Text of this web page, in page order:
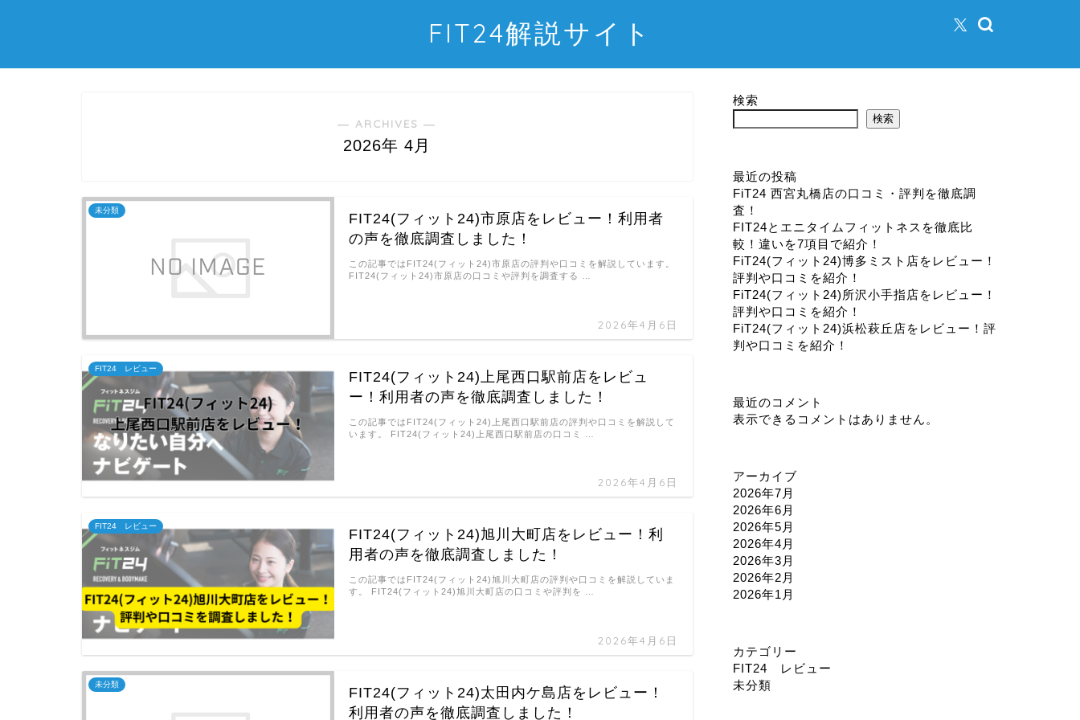
FIT24解説サイト
― ARCHIVES ―
2026年 4月
未分類
FIT24(フィット24)市原店をレビュー！利用者
の声を徹底調査しました！
2026年4月6日
この記事ではFIT24(フィット24)市原店の評判や口コミを解説しています。
FIT24(フィット24)市原店の口コミや評判を調査する …
FIT24 レビュー
FIT24(フィット24)上尾西口駅前店をレビュ
ー！利用者の声を徹底調査しました！
2026年4月6日
この記事ではFIT24(フィット24)上尾西口駅前店の評判や口コミを解説して
います。 FIT24(フィット24)上尾西口駅前店の口コミ …
FIT24 レビュー
FIT24(フィット24)旭川大町店をレビュー！利
用者の声を徹底調査しました！
2026年4月6日
この記事ではFIT24(フィット24)旭川大町店の評判や口コミを解説していま
す。 FIT24(フィット24)旭川大町店の口コミや評判を …
未分類
FIT24(フィット24)太田内ケ島店をレビュー！
利用者の声を徹底調査しました！
検索
検索
最近の投稿
FiT24 西宮丸橋店の口コミ・評判を徹底調
査！
FIT24とエニタイムフィットネスを徹底比
較！違いを7項目で紹介！
FiT24(フィット24)博多ミスト店をレビュー！
評判や口コミを紹介！
FiT24(フィット24)所沢小手指店をレビュー！
評判や口コミを紹介！
FiT24(フィット24)浜松萩丘店をレビュー！評
判や口コミを紹介！
最近のコメント
表示できるコメントはありません。
アーカイブ
2026年7月
2026年6月
2026年5月
2026年4月
2026年3月
2026年2月
2026年1月
カテゴリー
FIT24 レビュー
未分類